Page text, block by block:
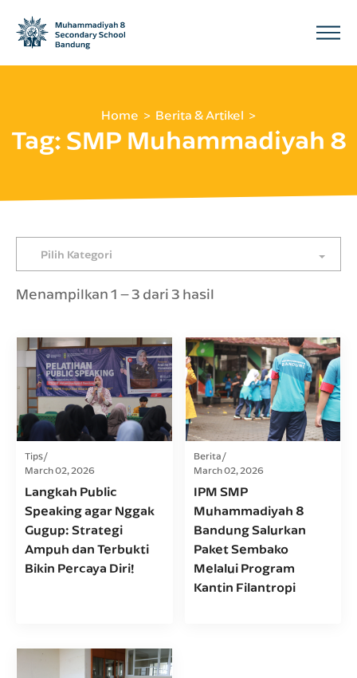
Home Berita & Artikel
Tag:SMP Muhammadiyah 8
Pilih Kategori
Menampilkan 1 – 3 dari 3 hasil
Tips
March 02, 2026
Langkah Public
Speaking agar Nggak
Gugup: Strategi
Ampuh dan Terbukti
Bikin Percaya Diri!
Berita
March 02, 2026
IPM SMP
Muhammadiyah 8
Bandung Salurkan
Paket Sembako
Melalui Program
Kantin Filantropi